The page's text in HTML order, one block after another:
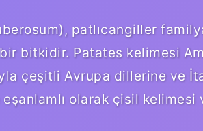
patlıcangiller
bitkidir. Patates kelimesi
çeşitli Avrupa dillerine ve
olarak çisil kelimesi